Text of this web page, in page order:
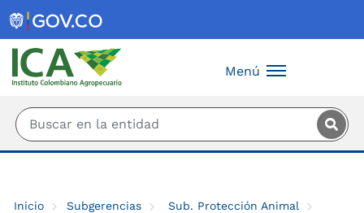
Menú
Inicio Subgerencias Sub. Protección Animal